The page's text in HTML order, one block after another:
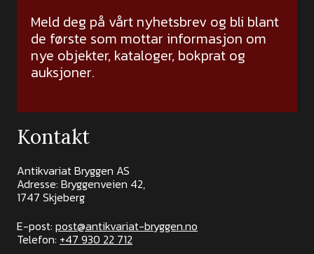
Meld deg på vårt nyhetsbrev og bli blant
de første som mottar informasjon om
nye objekter, kataloger, bokprat og
auksjoner.
Kontakt
Antikvariat Bryggen AS
Adresse: Bryggenveien 42,
1747 Skjeberg
E-post: post@antikvariat-bryggen.no
Telefon: +47 930 22 712